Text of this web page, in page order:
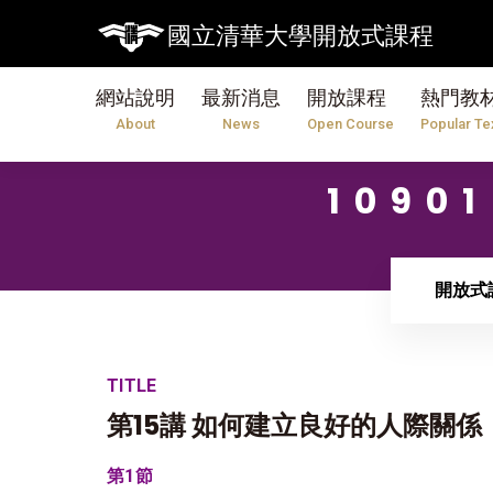
國立清華大學開放式課程
網站說明
About
最新消息
News
開放課程
Open Course
熱門教
Popular
10901
開放式
TITLE
第15講 如何建立良好的人際關係
第1節